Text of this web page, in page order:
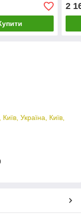
2
Україна, Київ,